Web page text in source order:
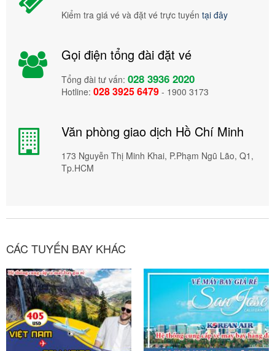
Kiểm tra giá vé và đặt vé trực tuyến tại đây
Gọi điện tổng đài đặt vé
Tổng đài tư vấn: 028 3936 2020
Hotline: 028 3925 6479 - 1900 3173
Văn phòng giao dịch Hồ Chí Minh
173 Nguyễn Thị Minh Khai, P.Phạm Ngũ Lão, Q1,
Tp.HCM
CÁC TUYẾN BAY KHÁC